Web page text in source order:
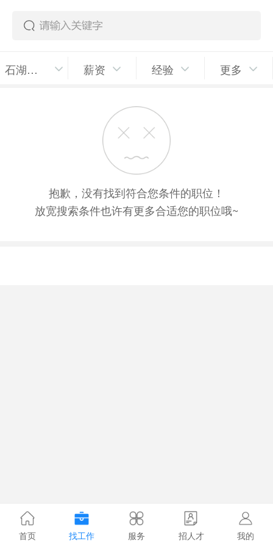
石湖荡镇 薪资 经验 更多
抱歉，没有找到符合您条件的职位！
放宽搜索条件也许有更多合适您的职位哦~
首页 找工作 服务 招人才 我的